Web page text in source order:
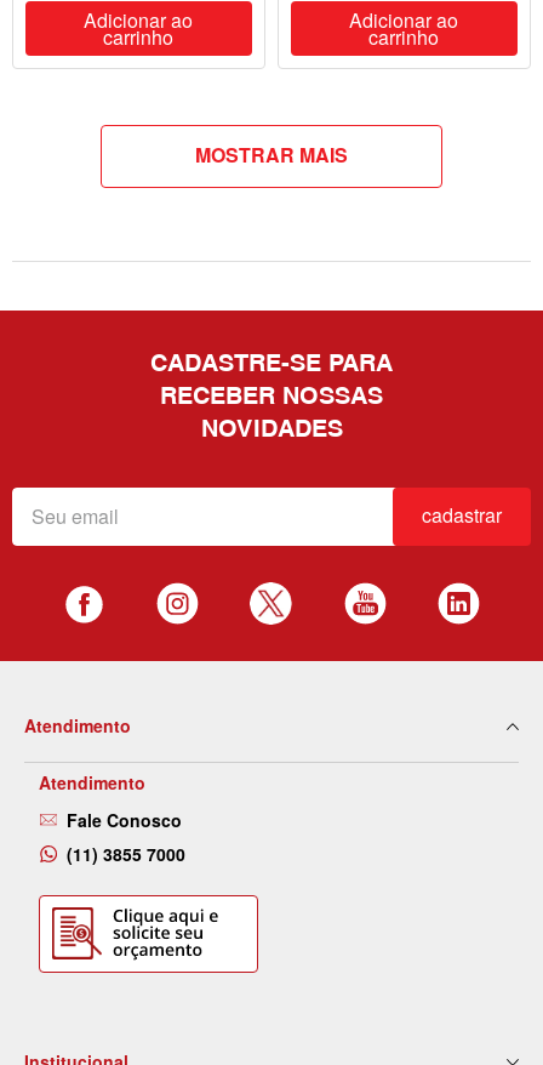
Adicionar ao
carrinho
Adicionar ao
carrinho
MOSTRAR MAIS
CADASTRE-SE PARA
RECEBER NOSSAS
NOVIDADES
cadastrar
Atendimento
Atendimento
Fale Conosco
(11) 3855 7000